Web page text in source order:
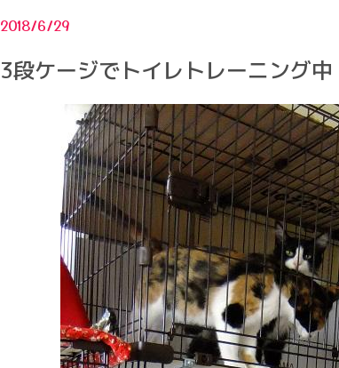
2018/6/29
3段ケージでトイレトレーニング中